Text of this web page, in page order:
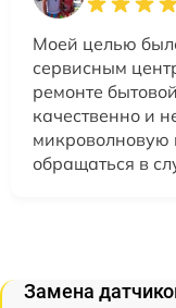
Моей целью
сервисным
ремонте
качественно и
микроволновую
обращаться в
Замена